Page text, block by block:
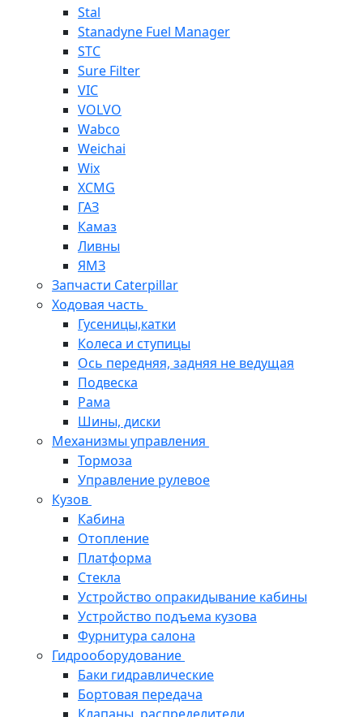
Stal
Stanadyne Fuel Manager
STC
Sure Filter
VIC
VOLVO
Wabco
Weichai
Wix
XCMG
ГАЗ
Камаз
Ливны
ЯМЗ
Запчасти Caterpillar
Ходовая часть
Гусеницы,катки
Колеса и ступицы
Ось передняя, задняя не ведущая
Подвеска
Рама
Шины, диски
Механизмы управления
Тормоза
Управление рулевое
Кузов
Кабина
Отопление
Платформа
Стекла
Устройство опракидывание кабины
Устройство подъема кузова
Фурнитура салона
Гидрооборудование
Баки гидравлические
Бортовая передача